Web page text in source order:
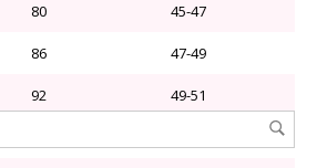
80 45-47
86 47-49
92 49-51